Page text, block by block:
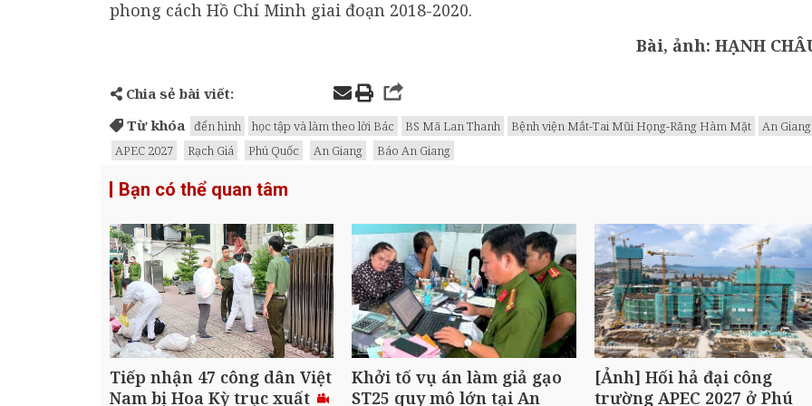
phong cách Hồ Chí Minh giai đoạn 2018-2020.
Bài, ảnh: HẠNH
Chia sẻ bài viết:
Từ khóa
đển hình học tập và làm theo lời Bác BS Mã Lan Thanh Bệnh viện Mắt-Tai Mũi Họng-Răng Hàm Mặt
An Giang
APEC 2027
Rạch Giá Phú Quốc An Giang Báo An Giang
Bạn có thể quan tâm
Tiếp nhận 47 công dân Việt
Nam bị Hoa Kỳ trục xuất
Khởi tố vụ án làm giả gạo
ST25 quy mô lớn tại An
[Ảnh] Hối hả đại công
trường APEC 2027 ở Phú